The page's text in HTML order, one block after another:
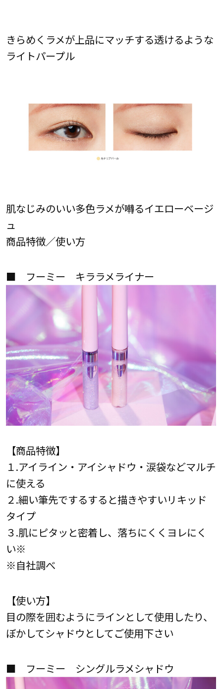
きらめくラメが上品にマッチする透けるような
ライトパープル
肌なじみのいい多色ラメが囀るイエローベージ
ュ
商品特徴／使い方
■ フーミー キララメライナー
【商品特徴】
１.アイライン・アイシャドウ・涙袋などマルチ
に使える
２.細い筆先でするすると描きやすいリキッド
タイプ
３.肌にピタッと密着し、落ちにくくヨレにく
い※
※自社調べ
【使い方】
目の際を囲むようにラインとして使用したり、
ぼかしてシャドウとしてご使用下さい
■ フーミー シングルラメシャドウ